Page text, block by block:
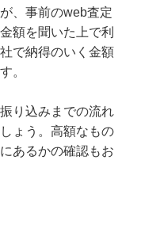
、事前のweb査定
額を聞いた上で利
で納得のいく金額
。
り込みまでの流れ
ょう。高額なもの
あるかの確認もお